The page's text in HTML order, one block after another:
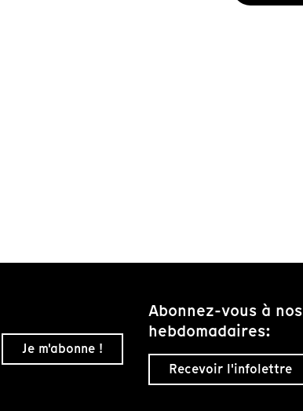
Je m'abonne !
Abonnez-vous à
hebdomadaires:
Recevoir l'infolettre